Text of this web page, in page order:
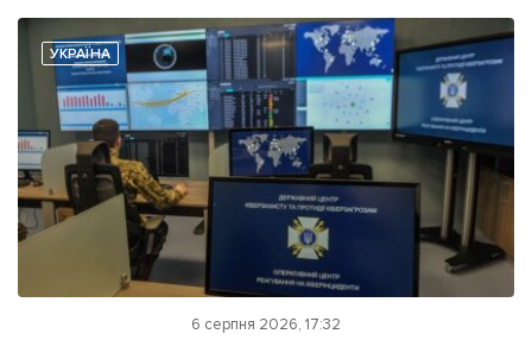
УКРАЇНА
6 серпня 2026, 17:32